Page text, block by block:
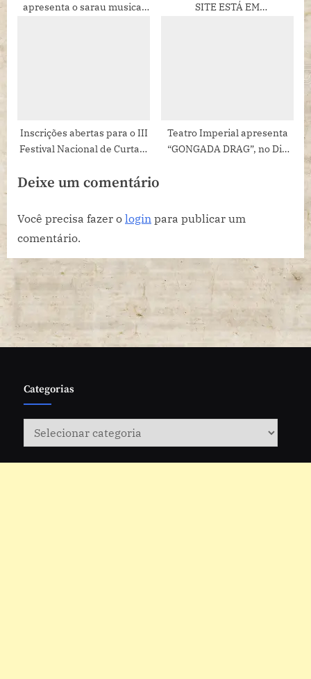
apresenta o sarau musical
SITE ESTÁ EM
Inscrições abertas para o III
Festival Nacional de Curtas-
Teatro Imperial apresenta
“GONGADA DRAG”, no Dia
Deixe um comentário
Você precisa fazer o login para publicar um
comentário.
Categorias
Categorias